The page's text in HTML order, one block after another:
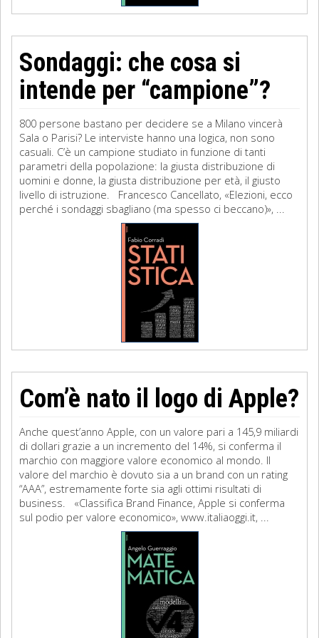
Sondaggi: che cosa si
intende per “campione”?
800 persone bastano per decidere se a Milano vincerà
Sala o Parisi? Le interviste hanno una logica, non sono
casuali. C’è un campione studiato in funzione di tanti
parametri della popolazione: la giusta distribuzione di
uomini e donne, la giusta distribuzione per età, il giusto
livello di istruzione. Francesco Cancellato, «Elezioni, ecco
perché i sondaggi sbagliano (ma spesso ci beccano)», ...
Com’è nato il logo di Apple?
Anche quest’anno Apple, con un valore pari a 145,9 miliardi
di dollari grazie a un incremento del 14%, si conferma il
marchio con maggiore valore economico al mondo. Il
valore del marchio è dovuto sia a un brand con un rating
“AAA”, estremamente forte sia agli ottimi risultati di
business. «Classifica Brand Finance, Apple si conferma
sul podio per valore economico», www.italiaoggi.it, ...